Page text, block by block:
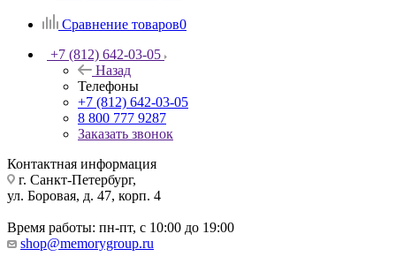
Сравнение товаров0
+7 (812) 642-03-05
Назад
Телефоны
+7 (812) 642-03-05
8 800 777 9287
Заказать звонок
Контактная информация
г. Санкт-Петербург,
ул. Боровая, д. 47, корп. 4
Время работы: пн-пт, с 10:00 до 19:00
shop@memorygroup.ru